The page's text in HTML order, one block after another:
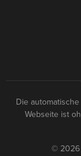
Die
Webseite ist
© 2026